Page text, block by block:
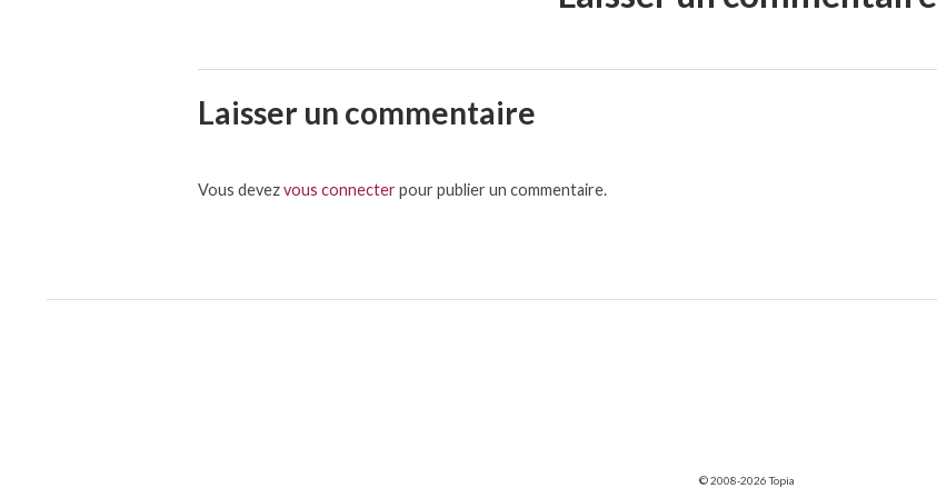
Laisser un commentaire
Vous devezvous connecterpour publier un commentaire.
© 2008-2026 Topia